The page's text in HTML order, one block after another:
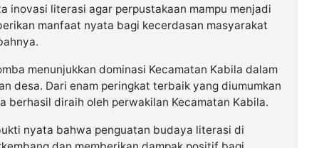
inovasi literasi agar perpustakaan mampu menjadi
manfaat nyata bagi kecerdasan masyarakat
menunjukkan dominasi Kecamatan Kabila dalam
desa. Dari enam peringkat terbaik yang diumumkan
berhasil diraih oleh perwakilan Kecamatan Kabila.
nyata bahwa penguatan budaya literasi di